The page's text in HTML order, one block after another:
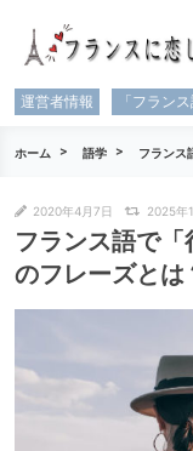
運営者情報 「フラン
ホーム 語学 フランス
2020年4月7日 2025年
フランス語で
のフレーズとは